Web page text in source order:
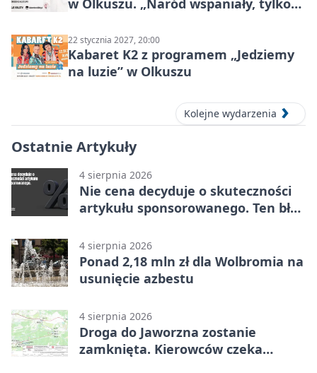
22 stycznia 2027, 20:00
Kabaret K2 z programem „Jedziemy
na luzie” w Olkuszu
Kolejne wydarzenia
Ostatnie Artykuły
4 sierpnia 2026
Nie cena decyduje o skuteczności
artykułu sponsorowanego. Ten błąd
4 sierpnia 2026
Ponad 2,18 mln zł dla Wolbromia na
usunięcie azbestu
4 sierpnia 2026
Droga do Jaworzna zostanie
zamknięta. Kierowców czeka